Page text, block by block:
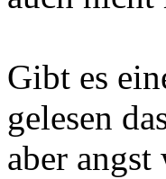
Gibt es
gelesen
aber